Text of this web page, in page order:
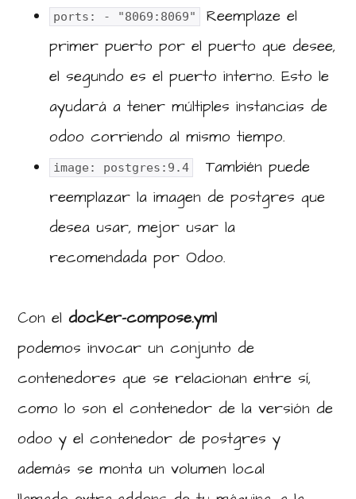
ports: - "8069:8069"
Reemplaze el
primer puerto por el puerto que desee,
el segundo es el puerto interno. Esto le
ayudará a tener múltiples instancias de
odoo corriendo al mismo tiempo.
image: postgres:9.4
También puede
reemplazar la imagen de postgres que
desea usar, mejor usar la
recomendada por Odoo.
Con eldocker-compose.yml
podemos invocar un conjunto de
contenedores que se relacionan entre sí,
como lo son el contenedor de la versión de
odoo y el contenedor de postgres y
además se monta un volumen local